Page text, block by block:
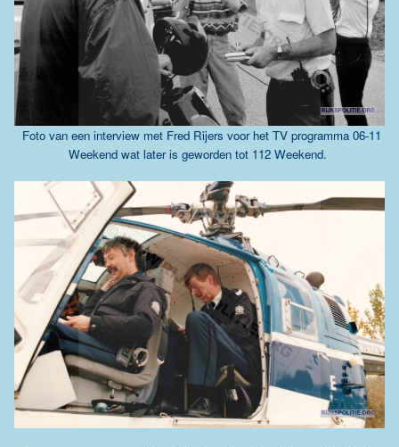
Foto van een interview met Fred Rijers voor het TV programma 06-11
Weekend wat later is geworden tot 112 Weekend.